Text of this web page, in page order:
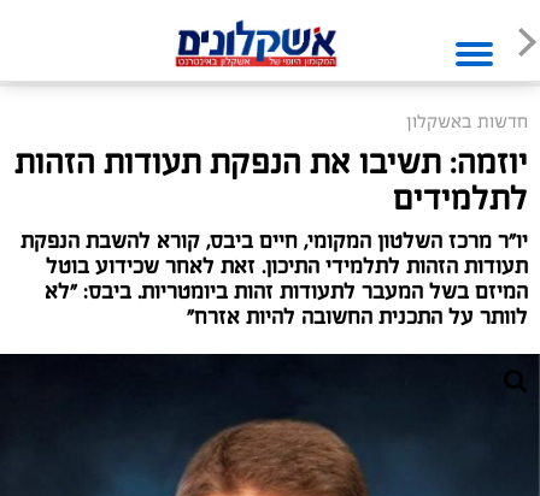
חדשות באשקלון
יוזמה: תשיבו את הנפקת תעודות הזהות
לתלמידים
יו"ר מרכז השלטון המקומי, חיים ביבס, קורא להשבת הנפקת
תעודות הזהות לתלמידי התיכון. זאת לאחר שכידוע בוטל
המיזם בשל המעבר לתעודות זהות ביומטריות. ביבס: "לא
לוותר על התכנית החשובה להיות אזרח"